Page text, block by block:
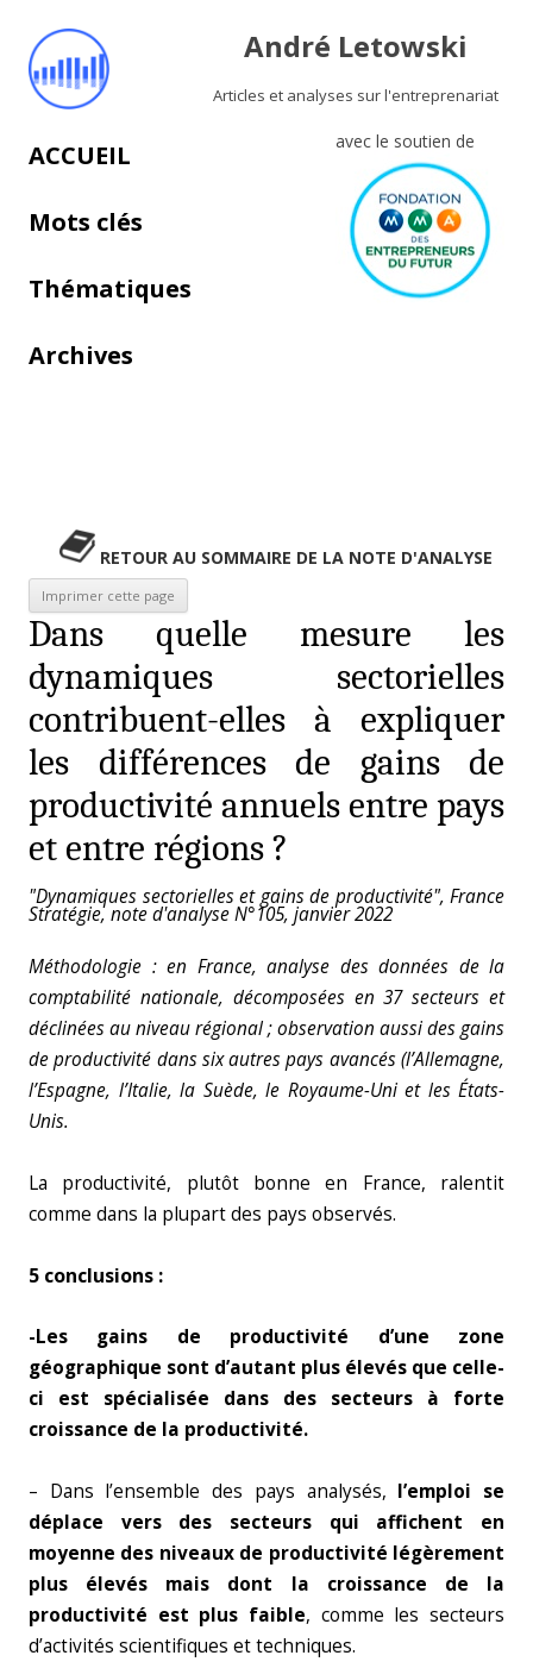
André Letowski
Articles et analyses sur l'entreprenariat
avec le soutien de
Aller au contenu principal
ACCUEIL
Mots clés
Thématiques
Archives
RETOUR AU SOMMAIRE DE LA NOTE D'ANALYSE
Dans quelle mesure les
dynamiques sectorielles
contribuent-elles à expliquer
les différences de gains de
productivité annuels entre pays
et entre régions ?
"Dynamiques sectorielles et gains de productivité", France
Stratégie, note d'analyse N°105, janvier 2022
Méthodologie : en France, analyse des données de la
comptabilité nationale, décomposées en 37 secteurs et
déclinées au niveau régional ; observation aussi des gains
de productivité dans six autres pays avancés (l’Allemagne,
l’Espagne, l’Italie, la Suède, le Royaume-Uni et les États-
Unis.
La productivité, plutôt bonne en France, ralentit
comme dans la plupart des pays observés.
5 conclusions :
-Les gains de productivité d’une zone
géographique sont d’autant plus élevés que celle-
ci est spécialisée dans des secteurs à forte
croissance de la productivité.
– Dans l’ensemble des pays analysés, l’emploi se
déplace vers des secteurs qui affichent en
moyenne des niveaux de productivité légèrement
plus élevés mais dont la croissance de la
productivité est plus faible, comme les secteurs
d’activités scientifiques et techniques.